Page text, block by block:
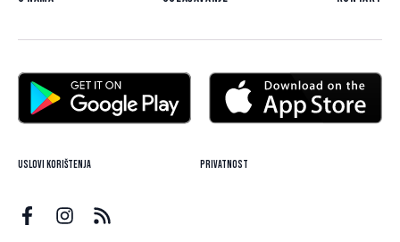
Uslovi korištenja Privatnost